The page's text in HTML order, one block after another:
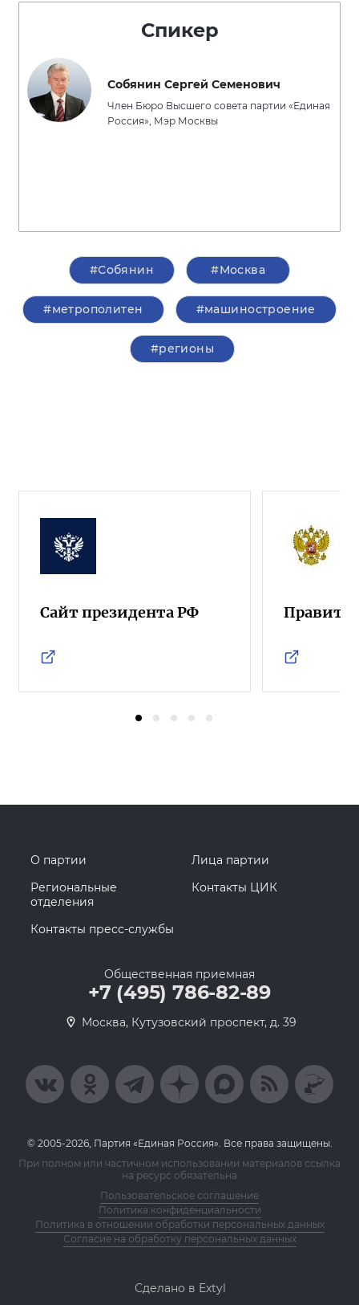
Спикер
Собянин Сергей Семенович
Член Бюро Высшего совета партии «Единая
Россия», Мэр Москвы
#Собянин #Москва
#метрополитен #машиностроение
#регионы
Сайт президента РФ
О партии
Лица партии
Региональные
отделения
Контакты ЦИК
Контакты пресс-службы
Общественная приемная
+7 (495) 786-82-89
Москва, Кутузовский проспект, д. 39
© 2005-2026, Партия «Единая Россия». Все права защищены.
При полном или частичном использовании материалов ссылка
на ресурс обязательна
Пользовательское соглашение
Политика конфиденциальности
Политика в отношении обработки персональных данных
Согласие на обработку персональных данных
Сделано в Extyl